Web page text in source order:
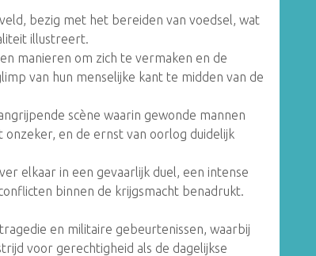
bezig met het bereiden van voedsel, wat
illustreert.
manieren om zich te vermaken en de
van hun menselijke kant te midden van de
scène waarin gewonde mannen
en de ernst van oorlog duidelijk
elkaar in een gevaarlijk duel, een intense
binnen de krijgsmacht benadrukt.
en militaire gebeurtenissen, waarbij
voor gerechtigheid als de dagelijkse